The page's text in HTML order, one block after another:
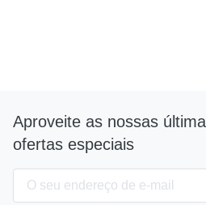
Aproveite as nossas
ofertas especiais